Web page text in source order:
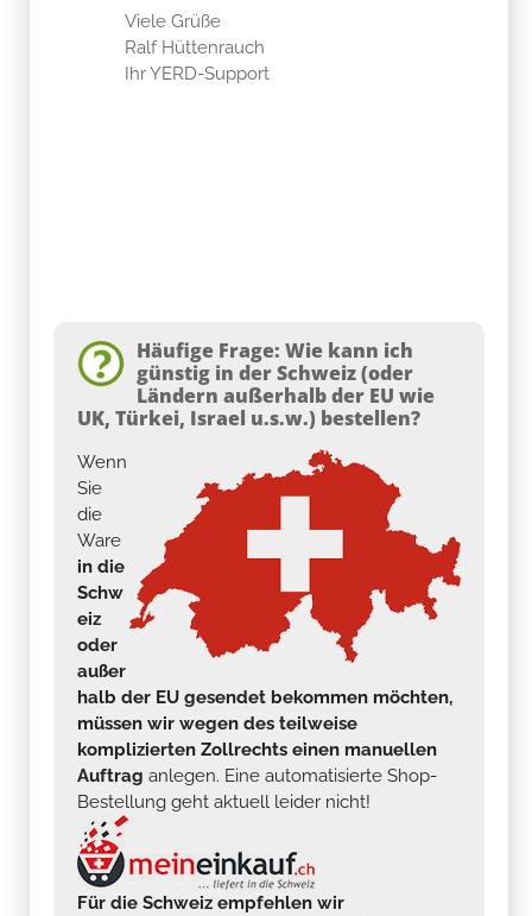
Viele Grüße
Ralf Hüttenrauch
Ihr YERD-Support
Häufige Frage: Wie kann ich
günstig in der Schweiz (oder
Ländern außerhalb der EU wie
UK, Türkei, Israel u.s.w.) bestellen?
Wenn
Sie
die
Ware
in die
Schw
eiz
oder
außer
halb der EU gesendet bekommen möchten,
müssen wir wegen des teilweise
komplizierten Zollrechts einen manuellen
Auftrag anlegen. Eine automatisierte Shop-
Bestellung geht aktuell leider nicht!
Für die Schweiz empfehlen wir